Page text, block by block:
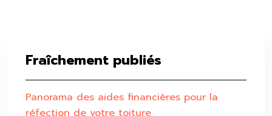
Fraîchement publiés
Panorama des aides financières pour la
réfection de votre toiture